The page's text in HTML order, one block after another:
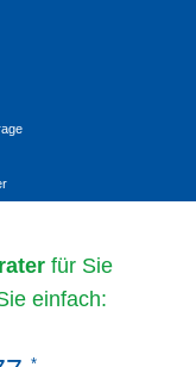
für Sie
einfach: